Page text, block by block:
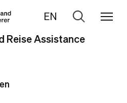
EN
Zur
Suche
Reise Assistance